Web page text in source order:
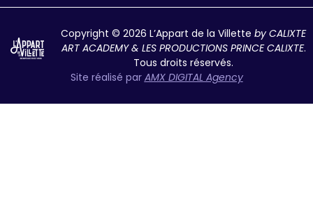
Copyright © 2026 L’Appart de la Villetteby CALIXTE
ART ACADEMY & LES PRODUCTIONS PRINCE CALIXTE.
Tous droits réservés.
Site réalisé par AMX DIGITAL Agency